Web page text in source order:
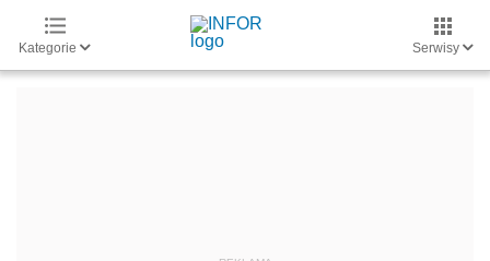
Kategorie Serwisy